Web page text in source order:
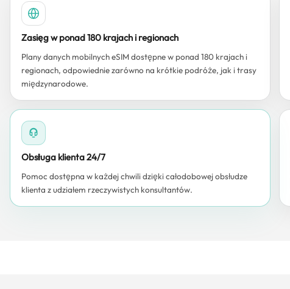
Zasięg w ponad 180 krajach i regionach
Plany danych mobilnych eSIM dostępne w ponad 180 krajach i
regionach, odpowiednie zarówno na krótkie podróże, jak i trasy
międzynarodowe.
Obsługa klienta 24/7
Pomoc dostępna w każdej chwili dzięki całodobowej obsłudze
klienta z udziałem rzeczywistych konsultantów.